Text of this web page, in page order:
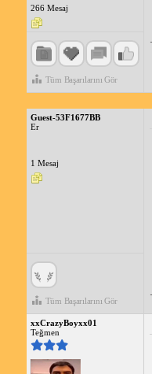
266 Mesaj
Tüm Başarılarını Gör
Guest-53F1677BB
Er
1 Mesaj
Tüm Başarılarını Gör
xxCrazyBoyxx01
Teğmen